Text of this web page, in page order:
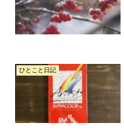
ひとこと日記